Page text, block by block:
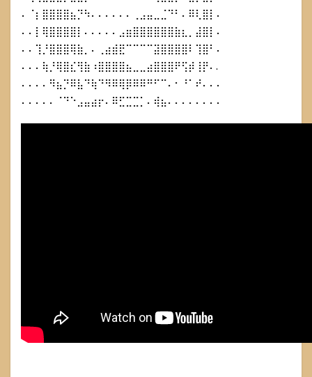
⠄⠈⡆⣿⣿⣿⣿⣦⡙⠳⠄⠄⠄⠄⠄⠄⢀⣠⣤⣀⣈⠙⠃⠄⠿⢇⣿⡇⠄
⠄⠄⡇⢿⣿⣿⣿⣿⡇⠄⠄⠄⠄⠄⣠⣶⣿⣿⣿⣿⣿⣿⣷⣆⡀⣼⣿⡇⠄
⠄⠄⢹⡘⣿⣿⣿⢿⣷⡀⠄⢀⣴⣾⣟⠉⠉⠉⠉⣽⣿⣿⣿⣿⠇⢹⣿⠃⠄
⠄⠄⠄⢷⡘⢿⣿⣎⢻⣷⠰⣿⣿⣿⣿⣦⣀⣀⣴⣿⣿⣿⠟⢫⡾⢸⡟⠄.
⠄⠄⠄⠄⠻⣦⡙⠿⣧⠙⢷⠙⠻⠿⢿⡿⠿⠿⠛⠋⠉⠄⠂⠘⠁⠞⠄⠄⠄
⠄⠄⠄⠄⠄⠈⠙⠑⣠⣤⣴⡖⠄⠿⣋⣉⣉⡁⠄⢾⣦⠄⠄⠄⠄⠄⠄⠄⠄